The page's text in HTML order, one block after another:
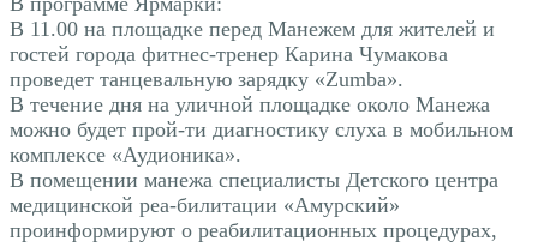
В 11.00 на площадке перед Манежем для жителей и
гостей города фитнес-тренер Карина Чумакова
проведет танцевальную зарядку «Zumba».
В течение дня на уличной площадке около Манежа
можно будет прой-ти диагностику слуха в мобильном
комплексе «Аудионика».
В помещении манежа специалисты Детского центра
медицинской реа-билитации «Амурский»
проинформируют о реабилитационных процедурах,